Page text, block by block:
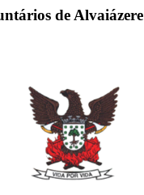
de Alvaiázere